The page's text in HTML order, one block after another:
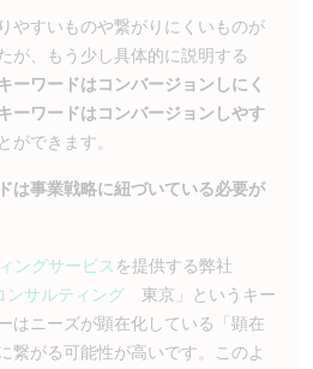
やすいものや繋がりにくいものが
が、もう少し具体的に説明する
ーワードはコンバージョンしにく
ーワードはコンバージョンしやす
ができます。
は事業戦略に紐づいている必要が
ングサービス を提供する弊社
ンサルティング東京」というキー
はニーズが顕在化している「顕在
繋がる可能性が高いです。このよ